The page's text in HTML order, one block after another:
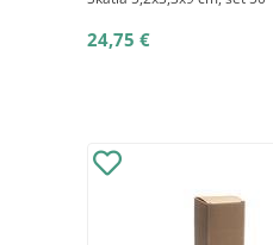
24,75 €